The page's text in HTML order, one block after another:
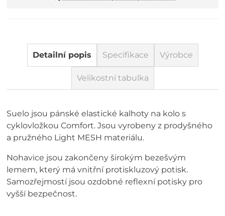
Detailní popis Specifikace Výrobce
Velikostní tabulka
Suelo jsou pánské elastické kalhoty na kolo s
cyklovložkou Comfort. Jsou vyrobeny z prodyšného
a pružného Light MESH materiálu.
Nohavice jsou zakončeny širokým bezešvým
lemem, který má vnitřní protiskluzový potisk.
Samozřejmostí jsou ozdobné reflexní potisky pro
vyšší bezpečnost.